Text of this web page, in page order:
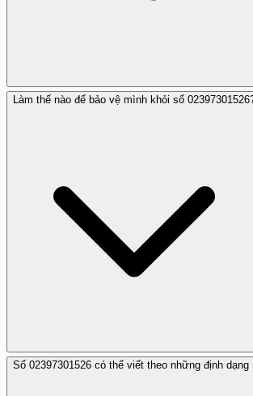
Làm thế nào để bảo vệ mình khỏi số
Bạn nên cảnh giác, không cung cấp
Số 02397301526 có thể viết theo những định dạng